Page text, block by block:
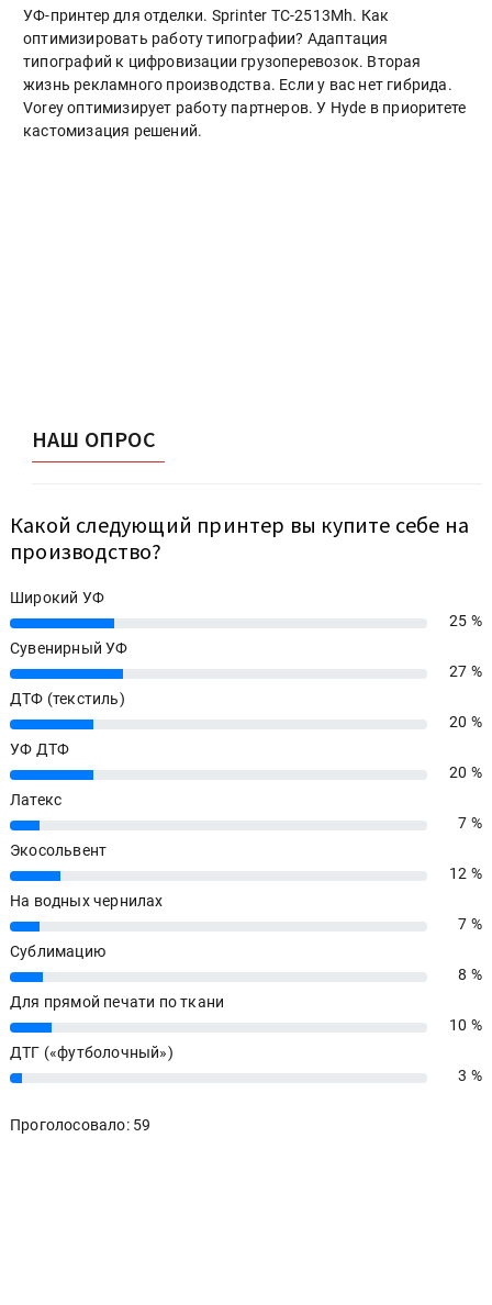
УФ-принтер для отделки. Sprinter ТС-2513Mh. Как
оптимизировать работу типографии? Адаптация
типографий к цифровизации грузоперевозок. Вторая
жизнь рекламного производства. Если у вас нет гибрида.
Vorey оптимизирует работу партнеров. У Hyde в приоритете
кастомизация решений.
НАШ ОПРОС
Какой следующий принтер вы купите себе на
производство?
Широкий УФ
25%
25 %
Сувенирный УФ
27%
27 %
ДТФ (текстиль)
20%
20 %
УФ ДТФ
20%
20 %
Латекс
7%
7 %
Экосольвент
12%
12 %
На водных чернилах
7%
7 %
Сублимацию
8%
8 %
Для прямой печати по ткани
10%
10 %
ДТГ («футболочный»)
3% 3 %
Проголосовало: 59